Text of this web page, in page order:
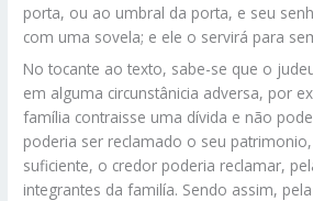
porta, ou ao umbral da porta, e seu
com uma sovela; e ele o servirá para
No tocante ao texto, sabe-se que o
em alguma circunstânicia adversa, por
família contraisse uma dívida e não
poderia ser reclamado o seu
suficiente, o credor poderia reclamar,
integrantes da familía. Sendo assim,